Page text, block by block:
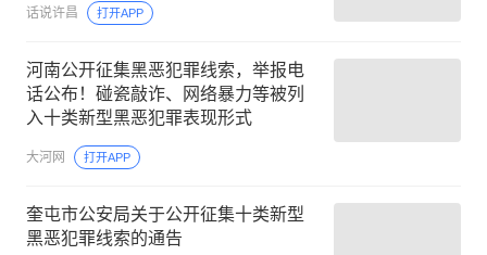
话说许昌 打开APP
河南公开征集黑恶犯罪线索，举报电
话公布！碰瓷敲诈、网络暴力等被列
入十类新型黑恶犯罪表现形式
大河网 打开APP
奎屯市公安局关于公开征集十类新型
黑恶犯罪线索的通告